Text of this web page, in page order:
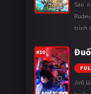
Sau
trình
ngày
#10
Jirô là